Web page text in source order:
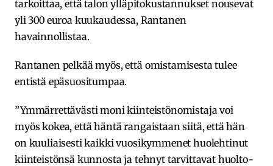
tarkoittaa, että talon ylläpitokustannukset nousevat
yli 300 euroa kuukaudessa, Rantanen
havainnollistaa.
Rantanen pelkää myös, että omistamisesta tulee
entistä epäsuositumpaa.
”Ymmärrettävästi moni kiinteistönomistaja voi
myös kokea, että häntä rangaistaan siitä, että hän
on kuuliaisesti kaikki vuosikymmenet huolehtinut
kiinteistönsä kunnosta ja tehnyt tarvittavat huolto-